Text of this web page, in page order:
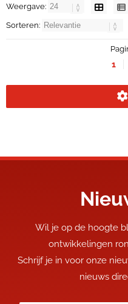
Weergave:
Sorteren:
1
Wil je op de hoogte
ontwikkelingen
Schrijf je in voor onze
nieuws